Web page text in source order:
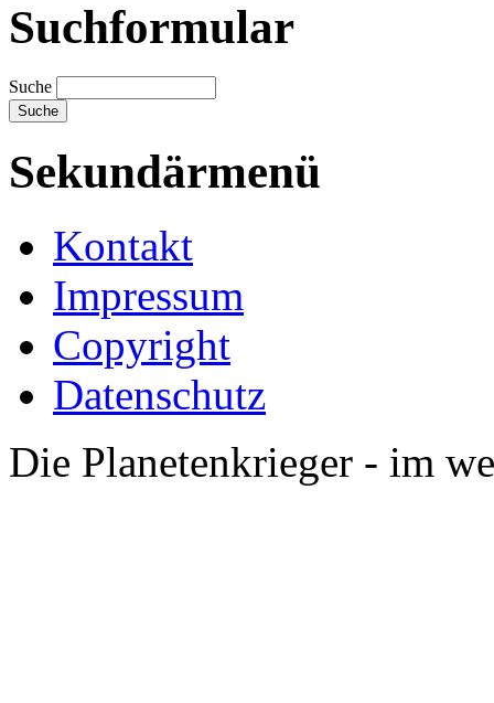
Suchformular
Suche
Sekundärmenü
Kontakt
Impressum
Copyright
Datenschutz
Die Planetenkrieger - im